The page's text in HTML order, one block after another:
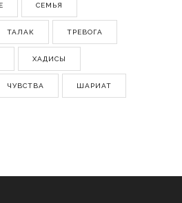
СЕМЬЯ
ТАЛАК ТРЕВОГА
ХАДИСЫ
ЧУВСТВА ШАРИАТ